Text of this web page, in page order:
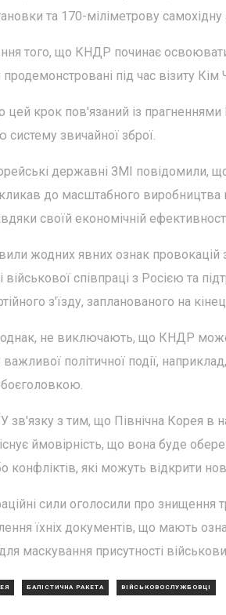
та 170-міліметрову самохідну
того, що КНДР починає
під час візиту Кім
цей крок пов'язаний із прагненнями
систему звичайної зброї.
державні ЗМІ повідомили,
до масштабного виробництва
своїй економічній
жодних явних ознак провокацій
співпраці з Росією та
з'їзду, запланованого на
однак, не виключають, що КНДР
політичної події,
боєголовкою.
зв'язку з тим, що Північна Корея в
існує ймовірність, що вона буде
конфліктів, які можуть відкрити
сили оголосили про знищення
їхніх документів, що мають
маскування присутності
БАЛІСТИЧНА РАКЕТА ВІЙСЬКОВОСЛУЖБОВЦІ